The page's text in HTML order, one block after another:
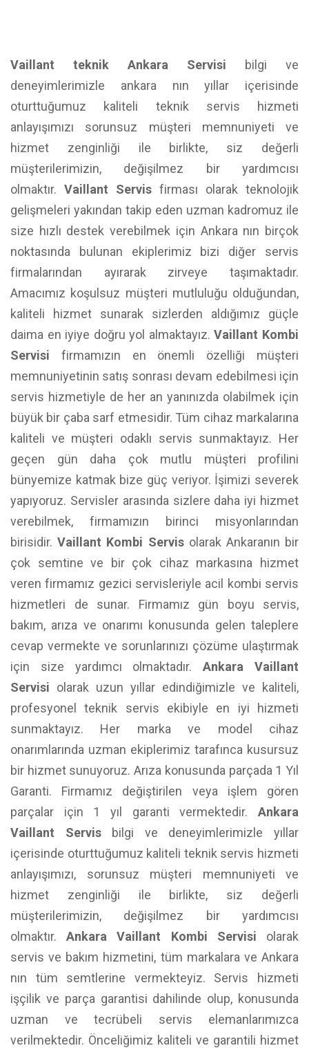
Vaillant teknik Ankara Servisi bilgi ve
deneyimlerimizle ankara nın yıllar içerisinde
oturttuğumuz kaliteli teknik servis hizmeti
anlayışımızı sorunsuz müşteri memnuniyeti ve
hizmet zenginliği ile birlikte, siz değerli
müşterilerimizin, değişilmez bir yardımcısı
olmaktır. Vaillant Servis firması olarak teknolojik
gelişmeleri yakından takip eden uzman kadromuz ile
size hızlı destek verebilmek için Ankara nın birçok
noktasında bulunan ekiplerimiz bizi diğer servis
firmalarından ayırarak zirveye taşımaktadır.
Amacımız koşulsuz müşteri mutluluğu olduğundan,
kaliteli hizmet sunarak sizlerden aldığımız güçle
daima en iyiye doğru yol almaktayız.Vaillant Kombi
Servisi firmamızın en önemli özelliği müşteri
memnuniyetinin satış sonrası devam edebilmesi için
servis hizmetiyle de her an yanınızda olabilmek için
büyük bir çaba sarf etmesidir. Tüm cihaz markalarına
kaliteli ve müşteri odaklı servis sunmaktayız. Her
geçen gün daha çok mutlu müşteri profilini
bünyemize katmak bize güç veriyor. İşimizi severek
yapıyoruz. Servisler arasında sizlere daha iyi hizmet
verebilmek, firmamızın birinci misyonlarından
birisidir.Vaillant Kombi Servisolarak Ankaranın bir
çok semtine ve bir çok cihaz markasına hizmet
veren firmamız gezici servisleriyle acil kombi servis
hizmetleri de sunar. Firmamız gün boyu servis,
bakım, arıza ve onarımı konusunda gelen taleplere
cevap vermekte ve sorunlarınızı çözüme ulaştırmak
için size yardımcı olmaktadır.Ankara Vaillant
Servisi olarak uzun yıllar edindiğimizle ve kaliteli,
profesyonel teknik servis ekibiyle en iyi hizmeti
sunmaktayız. Her marka ve model cihaz
onarımlarında uzman ekiplerimiz tarafınca kusursuz
bir hizmet sunuyoruz. Arıza konusunda parçada 1 Yıl
Garanti. Firmamız değiştirilen veya işlem gören
parçalar için 1 yıl garanti vermektedir. Ankara
Vaillant Servisbilgi ve deneyimlerimizle yıllar
içerisinde oturttuğumuz kaliteli teknik servis hizmeti
anlayışımızı, sorunsuz müşteri memnuniyeti ve
hizmet zenginliği ile birlikte, siz değerli
müşterilerimizin, değişilmez bir yardımcısı
olmaktır.Ankara Vaillant Kombi Servisi olarak
servis ve bakım hizmetini, tüm markalara ve Ankara
nın tüm semtlerine vermekteyiz. Servis hizmeti
işçilik ve parça garantisi dahilinde olup, konusunda
uzman ve tecrübeli servis elemanlarımızca
verilmektedir. Önceliğimiz kaliteli ve garantili hizmet